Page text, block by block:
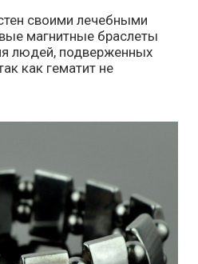
своими лечебными
магнитные браслеты
людей, подверженных
как гематит не